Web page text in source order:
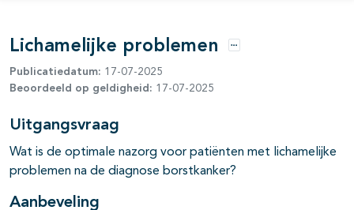
open- en dichtklappen
open- en dichtklappen
Lichamelijke problemen Opties
Publicatiedatum: 17-07-2025
Beoordeeld op geldigheid: 17-07-2025
Uitgangsvraag
Wat is de optimale nazorg voor patiënten met lichamelijke
problemen na de diagnose borstkanker?
Aanbeveling